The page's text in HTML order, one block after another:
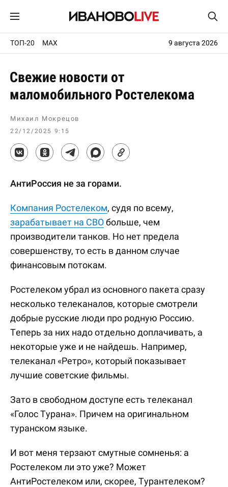
ТОП-20 MAX 9 августа 2026
Свежие новости от
маломобильного Ростелекома
Михаил Мокрецов
22/12/2025 9:15
АнтиРоссия не за горами.
Компания Ростелеком, судя по всему,
зарабатывает на СВОбольше, чем
производители танков. Но нет предела
совершенству, то есть в данном случае
финансовым потокам.
Ростелеком убрал из основного пакета сразу
несколько телеканалов, которые смотрели
добрые русские люди про родную Россию.
Теперь за них надо отдельно доплачивать, а
некоторые уже и не найдешь. Например,
телеканал «Ретро», который показывает
лучшие советские фильмы.
Зато в свободном доступе есть телеканал
«Голос Турана». Причем на оригинальном
туранском языке.
И вот меня терзают смутные сомненья: а
Ростелеком ли это уже? Может
АнтиРостелеком или, скорее, Турантелеком?